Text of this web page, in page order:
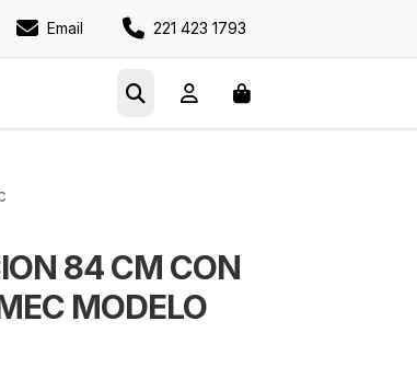
Email 221 423 1793
84 CM CON
MODELO